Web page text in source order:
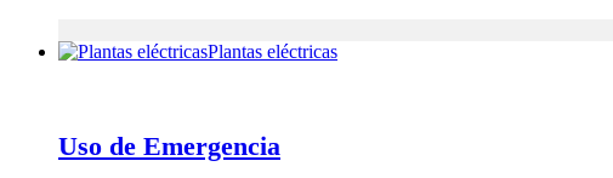
Plantas eléctricas
Uso de Emergencia